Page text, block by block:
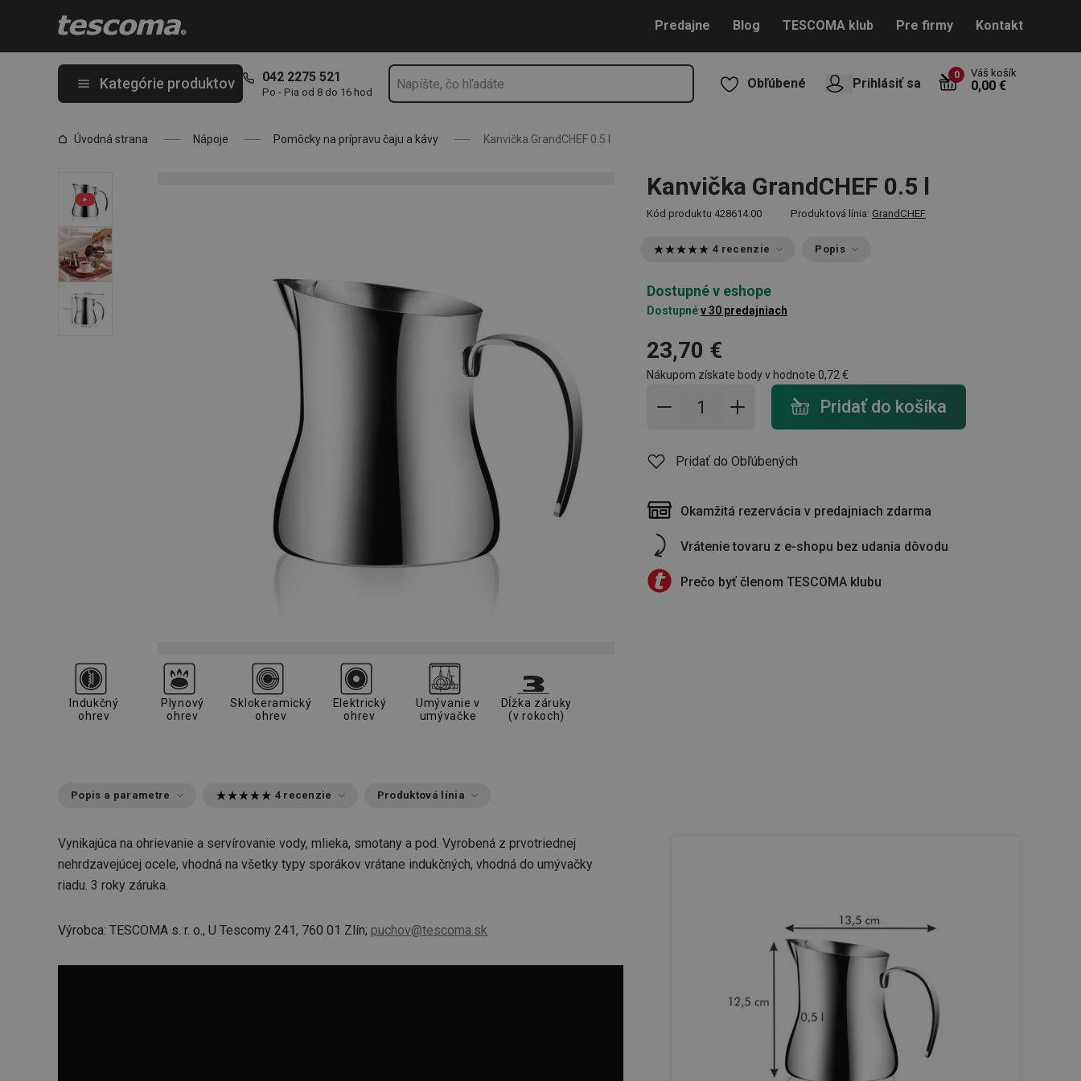
Predajne Blog TESCOMA klub Pre firmy Kontakt
Kategórie produktov 042 2275 521
Po - Pia od 8 do 16 hod
Obľúbené Prihlásiť sa
0 Váš košík
0,00 €
Úvodná strana Nápoje Pomôcky na prípravu čaju a kávy Kanvička GrandCHEF 0.5 l
Kanvička GrandCHEF 0.5 l
Kód produktu 428614.00 Produktová línia: GrandCHEF
4 recenzie Popis
Dostupné v eshope
Dostupnév 30 predajniach
23,70 €
Nákupom získate body v hodnote 0,72 €
Pridať do košíka - počet
Pridať do košíka
Pridať do Obľúbených
Okamžitá rezervácia v predajniach zdarma
Vrátenie tovaru z e-shopu bez udania dôvodu
Prečo byť členom TESCOMA klubu
Indukčný
ohrev
Plynový
ohrev
Sklokeramický
ohrev
Elektrický
ohrev
Umývanie v
umývačke
Dĺžka záruky
(v rokoch)
Popis a parametre 4 recenzie Produktová línia
Vynikajúca na ohrievanie a servírovanie vody, mlieka, smotany a pod. Vyrobená z prvotriednej
nehrdzavejúcej ocele, vhodná na všetky typy sporákov vrátane indukčných, vhodná do umývačky
riadu. 3 roky záruka.
Výrobca: TESCOMA s. r. o., U Tescomy 241, 760 01 Zlín; puchov@tescoma.sk